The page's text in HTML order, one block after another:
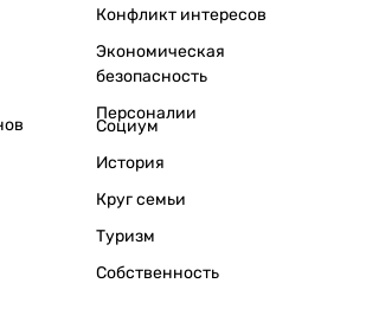
Конфликт интересов
Экономическая
безопасность
Персоналии
Социум
История
Круг семьи
Туризм
Собственность